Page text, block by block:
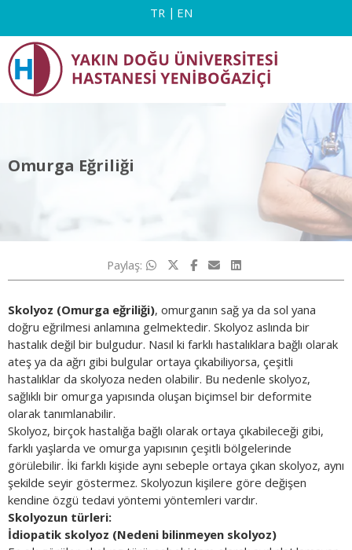
TR EN
Omurga Eğriliği
Paylaş:
Skolyoz (Omurga eğriliği), omurganın sağ ya da sol yana
doğru eğrilmesi anlamına gelmektedir. Skolyoz aslında bir
hastalık değil bir bulgudur. Nasıl ki farklı hastalıklara bağlı olarak
ateş ya da ağrı gibi bulgular ortaya çıkabiliyorsa, çeşitli
hastalıklar da skolyoza neden olabilir. Bu nedenle skolyoz,
sağlıklı bir omurga yapısında oluşan biçimsel bir deformite
olarak tanımlanabilir.
Skolyoz, birçok hastalığa bağlı olarak ortaya çıkabileceği gibi,
farklı yaşlarda ve omurga yapısının çeşitli bölgelerinde
görülebilir. İki farklı kişide aynı sebeple ortaya çıkan skolyoz, aynı
şekilde seyir göstermez. Skolyozun kişilere göre değişen
kendine özgü tedavi yöntemi yöntemleri vardır.
Skolyozun türleri:
İdiopatik skolyoz (Nedeni bilinmeyen skolyoz)